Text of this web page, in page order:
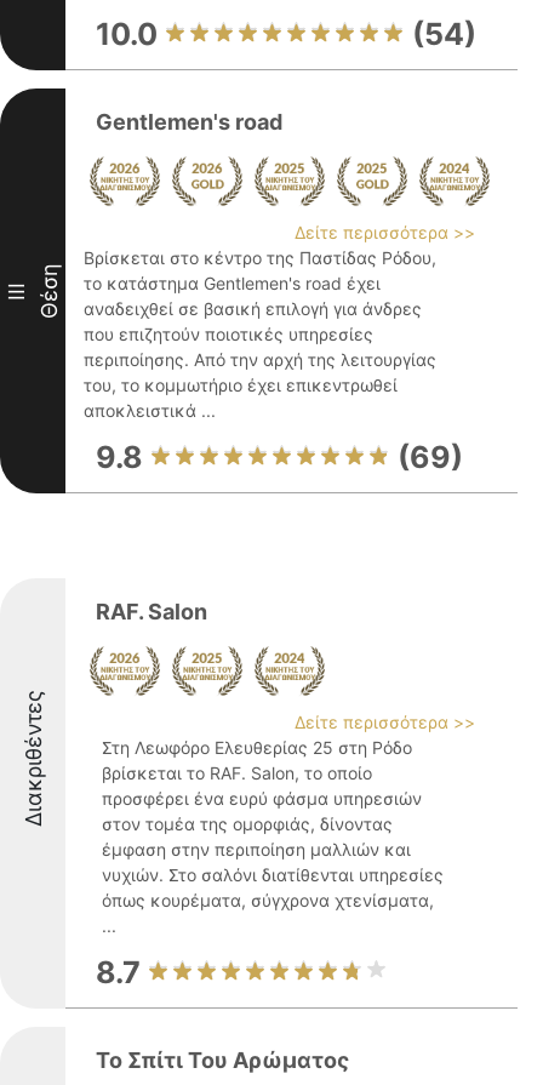
10.0 (54)
III Θέση
Gentlemen's road
Δείτε περισσότερα >>
Βρίσκεται στο κέντρο της Παστίδας Ρόδου,
το κατάστημα Gentlemen's road έχει
αναδειχθεί σε βασική επιλογή για άνδρες
που επιζητούν ποιοτικές υπηρεσίες
περιποίησης. Από την αρχή της λειτουργίας
του, το κομμωτήριο έχει επικεντρωθεί
αποκλειστικά ...
9.8 (69)
Διακριθέντες
RAF. Salon
Δείτε περισσότερα >>
Στη Λεωφόρο Ελευθερίας 25 στη Ρόδο
βρίσκεται το RAF. Salon, το οποίο
προσφέρει ένα ευρύ φάσμα υπηρεσιών
στον τομέα της ομορφιάς, δίνοντας
έμφαση στην περιποίηση μαλλιών και
νυχιών. Στο σαλόνι διατίθενται υπηρεσίες
όπως κουρέματα, σύγχρονα χτενίσματα,
...
8.7
Το Σπίτι Του Αρώματος